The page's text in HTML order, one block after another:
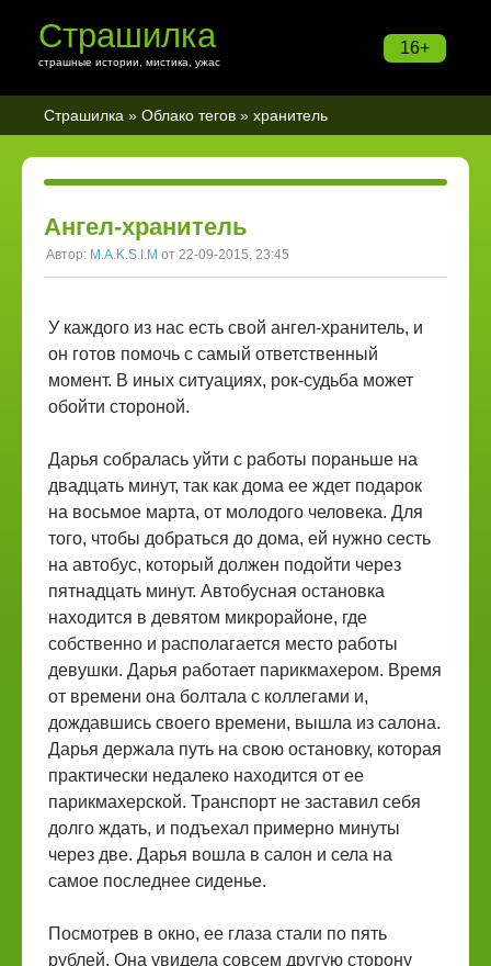
16+
Страшилка
страшные истории, мистика, ужас
Страшилка » Облако тегов » хранитель
Ангел-хранитель
Автор: M.A.K.S.I.M от 22-09-2015, 23:45
У каждого из нас есть свой ангел-хранитель, и
он готов помочь с самый ответственный
момент. В иных ситуациях, рок-судьба может
обойти стороной.
Дарья собралась уйти с работы пораньше на
двадцать минут, так как дома ее ждет подарок
на восьмое марта, от молодого человека. Для
того, чтобы добраться до дома, ей нужно сесть
на автобус, который должен подойти через
пятнадцать минут. Автобусная остановка
находится в девятом микрорайоне, где
собственно и располагается место работы
девушки. Дарья работает парикмахером. Время
от времени она болтала с коллегами и,
дождавшись своего времени, вышла из салона.
Дарья держала путь на свою остановку, которая
практически недалеко находится от ее
парикмахерской. Транспорт не заставил себя
долго ждать, и подъехал примерно минуты
через две. Дарья вошла в салон и села на
самое последнее сиденье.
Посмотрев в окно, ее глаза стали по пять
рублей. Она увидела совсем другую сторону